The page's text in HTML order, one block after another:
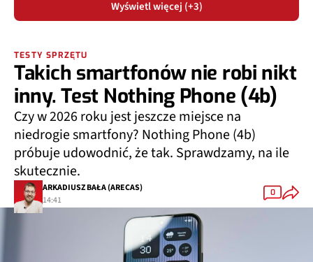
Wyświetl więcej (+3)
TESTY SPRZĘTU
Takich smartfonów nie robi nikt
inny. Test Nothing Phone (4b)
Czy w 2026 roku jest jeszcze miejsce na
niedrogie smartfony? Nothing Phone (4b)
próbuje udowodnić, że tak. Sprawdzamy, na ile
skutecznie.
ARKADIUSZ BAŁA (ARECAS)
14:41
0